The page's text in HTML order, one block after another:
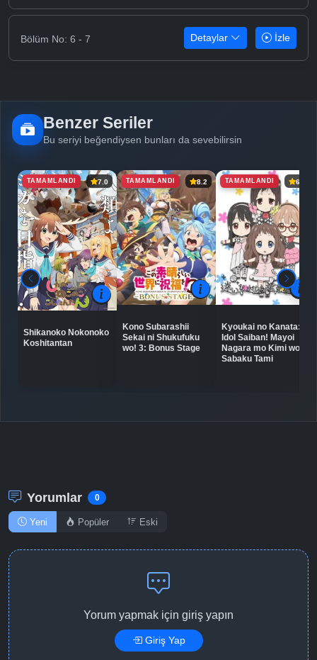
Bölüm No: 6 - 7 Detaylar İzle
Benzer Seriler
Bu seriyi beğendiysen bunları da sevebilirsin
TAMAMLANDI 7.0
Shikanoko Nokonoko
Koshitantan
TAMAMLANDI 8.2
Kono Subarashii
Sekai ni Shukufuku
wo! 3: Bonus Stage
TAMAMLANDI 6.5
Kyoukai no Kanata:
Idol Saiban! Mayoi
Nagara mo Kimi wo
Sabaku Tami
Yorumlar 0
Yeni Popüler Eski
Yorum yapmak için giriş yapın
Giriş Yap